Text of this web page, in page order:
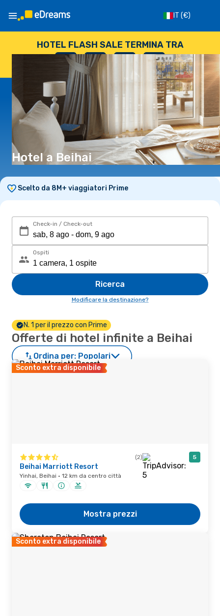
IT (€)
HOTEL FLASH SALE TERMINA TRA
--
GIORNI
: --
ORE
: --
SECONDI
Hotel a Beihai
Scelto da 8M+ viaggiatori Prime
Check-in / Check-out
Ospiti
Ricerca
Modificare la destinazione?
N. 1 per il prezzo con Prime
Offerte di hotel infinite a Beihai
Ordina per: Popolari
Sconto extra disponibile
(2) 5
Beihai Marriott Resort
Yinhai, Beihai · 12 km da centro città
Mostra prezzi
Sconto extra disponibile